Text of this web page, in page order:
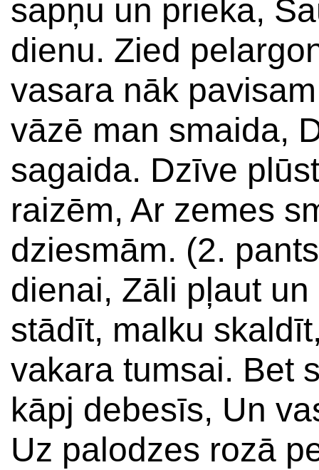
sapņu un prieka,
dienu. Zied
vasara nāk
vāzē man smaida,
sagaida. Dzīve
raizēm, Ar zemes
dziesmām. (2.
dienai, Zāli pļaut
stādīt, malku
vakara tumsai. Bet
kāpj debesīs, Un
Uz palodzes rozā